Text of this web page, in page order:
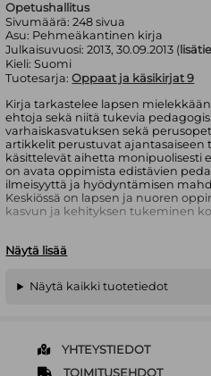
Opetushallitus
Sivumäärä:248 sivua
Asu: Pehmeäkantinen kirja
Julkaisuvuosi:2013, 30.09.2013 (
Kieli:Suomi
Tuotesarja: Oppaat ja käsikirjat 9
Kirja tarkastelee lapsen
ehtoja sekä niitä tukevia
varhaiskasvatuksen sekä
artikkelit perustuvat ajantasaiseen
käsittelevät aihetta monipuolisesti
on avata oppimista edistävien
ilmeisyyttä ja hyödyntämisen
Keskiössä on lapsen ja nuoren
kasvun ja kehityksen tukeminen
oppimisen ja kehityksen prosessiin
kehitykseen,
ongelmanratkaisuun. Kirjoittajat
Näytä lisää
Näytä kaikki tuotetiedot
YHTEYSTIEDOT
TOIMITUSEHDOT